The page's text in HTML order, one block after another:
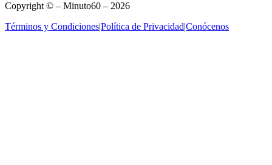
Copyright © – Minuto60 – 2026
Términos y Condiciones|Política de Privacidad|Conócenos